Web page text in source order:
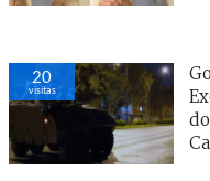
20
visitas